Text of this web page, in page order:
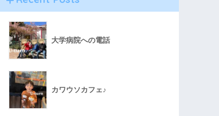
大学病院への電話
カワウソカフェ♪